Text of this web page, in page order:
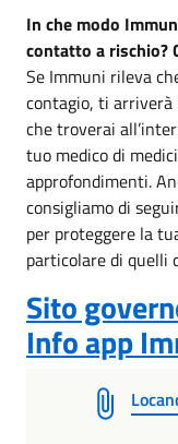
In che modo
contatto a rischio?
Se Immuni rileva
contagio, ti arriverà
che troverai
tuo medico di
approfondimenti.
consigliamo di
per proteggere la
particolare di quelli
Sito
Info app